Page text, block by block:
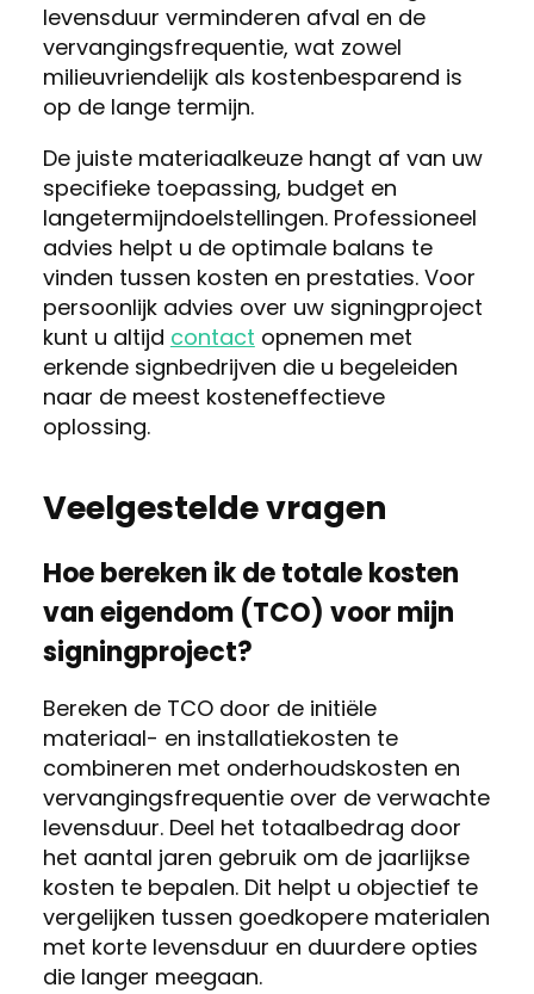
levensduur verminderen afval en de
vervangingsfrequentie, wat zowel
milieuvriendelijk als kostenbesparend is
op de lange termijn.
De juiste materiaalkeuze hangt af van uw
specifieke toepassing, budget en
langetermijndoelstellingen. Professioneel
advies helpt u de optimale balans te
vinden tussen kosten en prestaties. Voor
persoonlijk advies over uw signingproject
kunt u altijd contact opnemen met
erkende signbedrijven die u begeleiden
naar de meest kosteneffectieve
oplossing.
Veelgestelde vragen
Hoe bereken ik de totale kosten
van eigendom (TCO) voor mijn
signingproject?
Bereken de TCO door de initiële
materiaal- en installatiekosten te
combineren met onderhoudskosten en
vervangingsfrequentie over de verwachte
levensduur. Deel het totaalbedrag door
het aantal jaren gebruik om de jaarlijkse
kosten te bepalen. Dit helpt u objectief te
vergelijken tussen goedkopere materialen
met korte levensduur en duurdere opties
die langer meegaan.